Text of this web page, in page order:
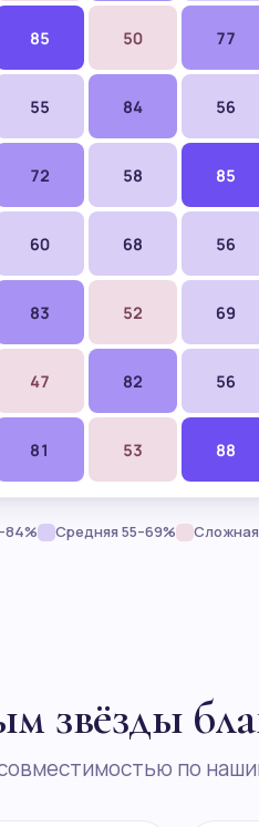
85 50 77
55 84 56
72 58 85
60 68 56
83 52 69
47 82 56
81 53 88
Средняя 55–69%
звёзды
по